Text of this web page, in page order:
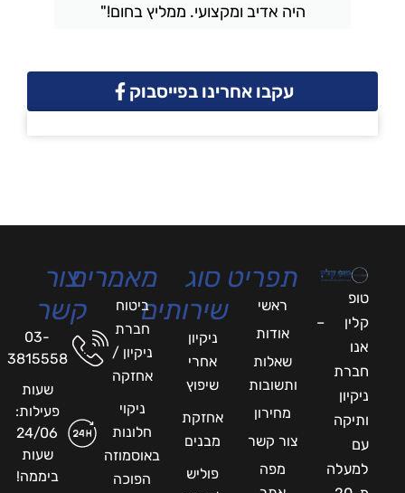
היה אדיב ומקצועי. ממליץ בחום!"
עקבו אחרינו בפייסבוק
טופ
קלין –
אנו
חברת
ניקיון
ותיקה
עם
למעלה
תפריט
ראשי
אודות
שאלות
ותשובות
מחירון
צור קשר
מפה
סוג
שירותים
ניקיון
אחרי
שיפוץ
אחזקת
מבנים
פוליש
מאמרים
ביטוח
חברת
ניקיון /
אחזקה
ניקוי
חלונות
באוסמוזה
הפוכה
צור
קשר
03-
3815558
שעות
פעילות:
24/06
שעות
ביממה!